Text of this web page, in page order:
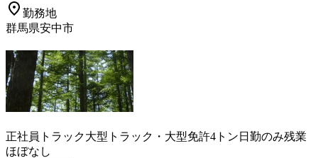
勤務地
群馬県安中市
正社員 トラック大型トラック・大型免許4トン 日勤のみ残業
ほぼなし